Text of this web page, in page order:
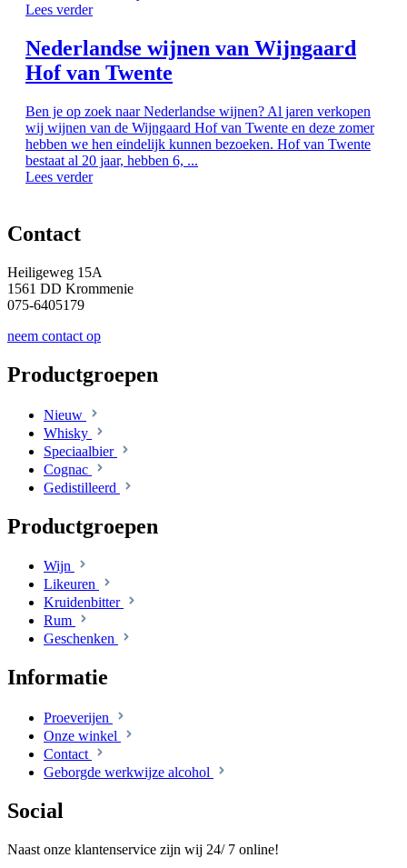
Lees verder
Nederlandse wijnen van Wijngaard
Hof van Twente
Ben je op zoek naar Nederlandse wijnen? Al jaren verkopen
wij wijnen van de Wijngaard Hof van Twente en deze zomer
hebben we hen eindelijk kunnen bezoeken. Hof van Twente
bestaat al 20 jaar, hebben 6, ...
Lees verder
Contact
Heiligeweg 15A
1561 DD Krommenie
075-6405179
neem contact op
Productgroepen
Nieuw
Whisky
Speciaalbier
Cognac
Gedistilleerd
Productgroepen
Wijn
Likeuren
Kruidenbitter
Rum
Geschenken
Informatie
Proeverijen
Onze winkel
Contact
Geborgde werkwijze alcohol
Social
Naast onze klantenservice zijn wij 24/ 7 online!